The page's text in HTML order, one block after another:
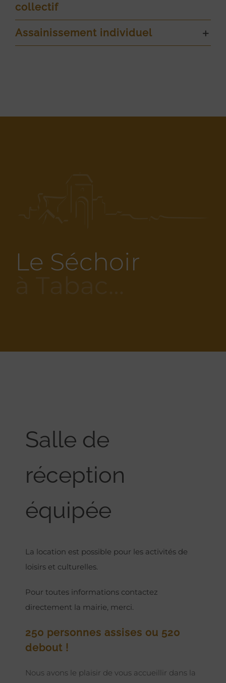
collectif
Assainissement individuel
Le Séchoir
Salle de
réception
équipée
La location est possible pour les activités de
loisirs et culturelles.
Pour toutes informations contactez
directement la mairie, merci.
250 personnes assises ou 520
debout !
Nous avons le plaisir de vous accueillir dans la